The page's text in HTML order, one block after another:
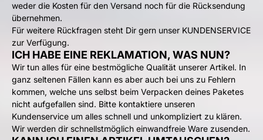
weder die Kosten für den Versand noch für die Rücksendung
übernehmen.
Für weitere Rückfragen steht Dir gern unser KUNDENSERVICE
zur Verfügung.
ICH HABE EINE REKLAMATION, WAS NUN?
Wir tun alles für eine bestmögliche Qualität unserer Artikel. In
ganz seltenen Fällen kann es aber auch bei uns zu Fehlern
kommen, welche uns selbst beim Verpacken deines Paketes
nicht aufgefallen sind. Bitte kontaktiere unseren
Kundenservice um alles schnell und unkompliziert zu klären.
Wir werden dir schnellstmöglich einwandfreie Ware zusenden.